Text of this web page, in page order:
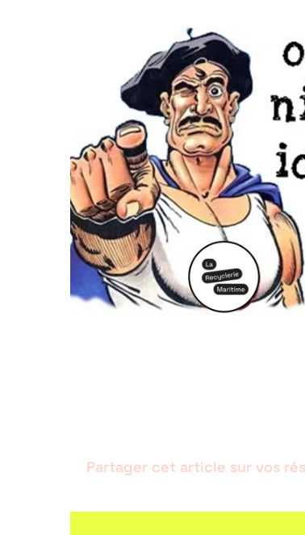
Partager cet article sur vos